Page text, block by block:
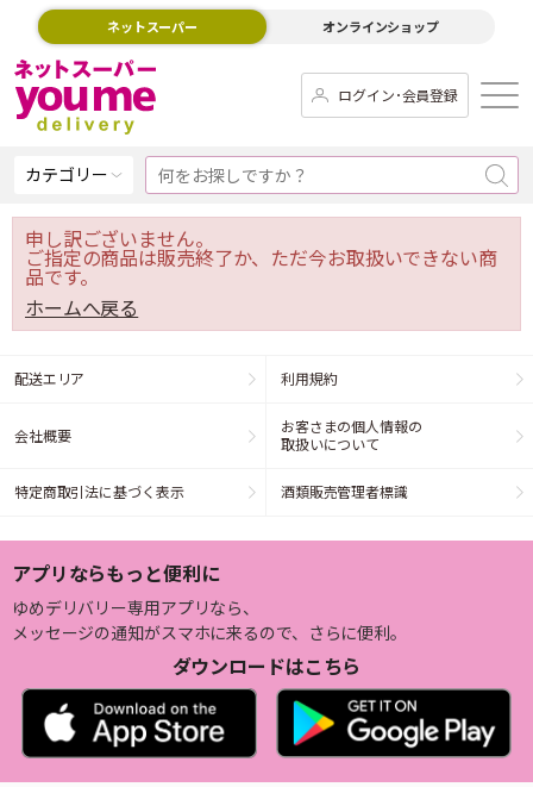
ネットスーパー オンラインショップ
ログイン･会員登録
カテゴリー
申し訳ございません。
ご指定の商品は販売終了か、ただ今お取扱いできない商
品です。
ホームへ戻る
配送エリア 利用規約
会社概要
お客さまの個人情報の
取扱いについて
特定商取引法に基づく表示 酒類販売管理者標識
アプリならもっと便利に
ゆめデリバリー専用アプリなら、
メッセージの通知がスマホに来るので、さらに便利。
ダウンロードはこちら